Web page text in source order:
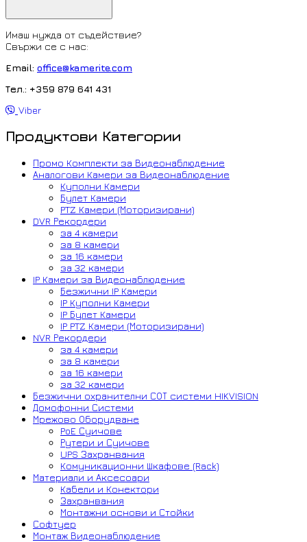
Имаш нужда от съдействие?
Свържи се с нас:
Email: office@kamerite.com
Тел.: +359 879 641 431
Viber
Продуктови Категории
Промо Комплекти за Видеонаблюдение
Аналогови Камери за Видеонаблюдение
Куполни Камери
Булет Камери
PTZ Камери (Моторизирани)
DVR Рекордери
за 4 камери
за 8 камери
за 16 камери
за 32 камери
IP Камери за Видеонаблюдение
Безжични IP Камери
IP Куполни Камери
IP Булет Камери
IP PTZ Камери (Моторизирани)
NVR Рекордери
за 4 камери
за 8 камери
за 16 камери
за 32 камери
Безжични охранителни СОТ системи HIKVISION
Домофонни Системи
Мрежово Оборудване
PoE Суичове
Рутери и Суичове
UPS Захранвания
Комуникационни Шкафове (Rack)
Материали и Аксесоари
Кабели и Конектори
Захранвания
Монтажни основи и Стойки
Софтуер
Монтаж Видеонаблюдение